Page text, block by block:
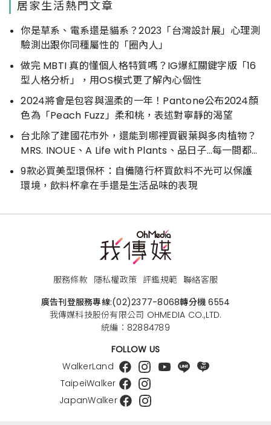
居家生活熱門文章
你是草系、電系還是貓系？2023「台灣設計展」心理測
驗測出跟你同種屬性的「圈內人」
做完 MBTI 真的懂個人格特質嗎？IG爆紅關鍵字版「16
型人格分析」，用OS模式更了解內心個性
2024將會是包容與溫柔的一年！Pantone公布2024顏
色為「Peach Fuzz」柔和桃，表述對寧靜的渴望
台北除了建國花市外，還能到哪裡買觀葉與多肉植物？
MRS. INOUE、A Life with Plants、品日子…每一間都好
好逛
9款必買美型環保杯：自備隨行杯買飲料不光可以保護
環境，飲料杯拿在手還是生活品味的表現
服務條款 隱私權政策 評鑑規範 聯絡客服
廣告刊登服務專線:(02)2377-8068轉分機 6554
我傳媒科技股份有限公司 OHMEDIA CO.,LTD.
統編：82884789
FOLLOW US
WalkerLand
TaipeiWalker
JapanWalker